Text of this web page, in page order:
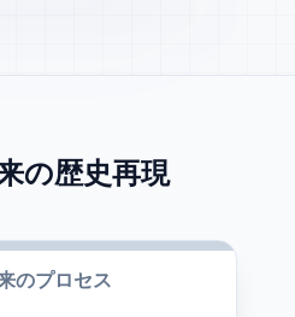
の歴史再現
のプロセス